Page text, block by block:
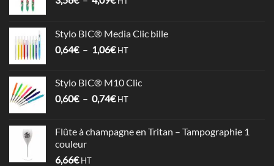
3,58€
à
Stylo BIC® Media Clic bille
0,64€ – 1,06€Plage
0,64€
à
HT
Stylo BIC® M10 Clic
0,60€ – 0,74€Plage
0,60€
HT
Flûte à champagne en Tritan – Tampographie 1
couleur
6,66€ HT